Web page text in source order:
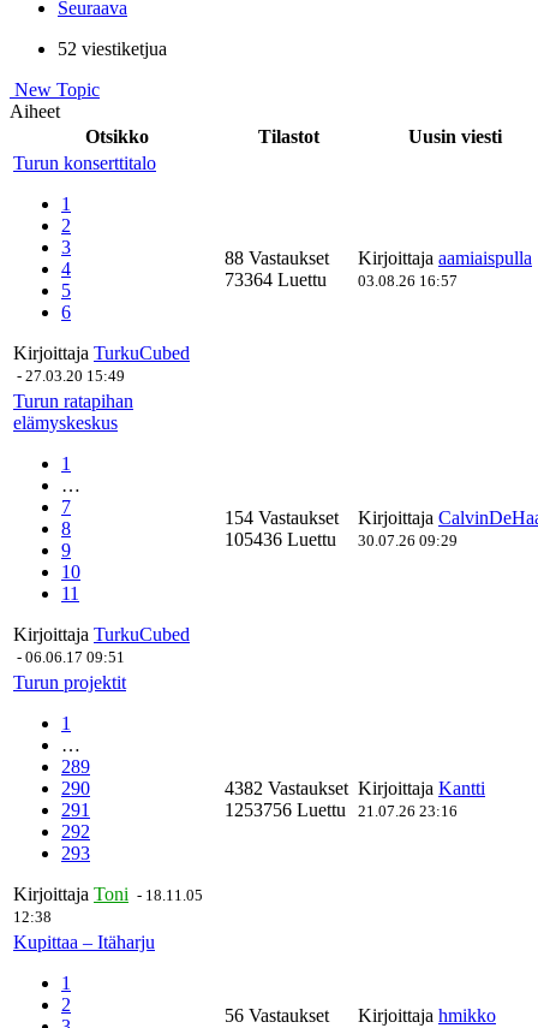
Seuraava
52 viestiketjua
New Topic
Aiheet
Otsikko
Tilastot
Uusin viesti
Turun konserttitalo
1
2
3
4
5
6
Kirjoittaja TurkuCubed
- 27.03.20 15:49
88 Vastaukset
73364 Luettu
Kirjoittaja aamiaispulla
03.08.26 16:57
Turun ratapihan
elämyskeskus
1
…
7
8
9
10
11
Kirjoittaja TurkuCubed
- 06.06.17 09:51
154 Vastaukset
105436 Luettu
Kirjoittaja
30.07.26 09:29
Turun projektit
1
…
289
290
291
292
293
Kirjoittaja Toni - 18.11.05
12:38
4382 Vastaukset
1253756 Luettu
Kirjoittaja Kantti
21.07.26 23:16
Kupittaa – Itäharju
1
2
56 Vastaukset
Kirjoittaja hmikko